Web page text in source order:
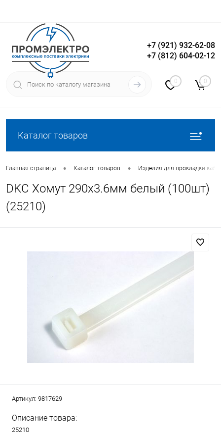
Вход Регистрация
+7 (921) 932-62-08
+7 (812) 604-02-12
0 0
Каталог товаров
Главная страница • Каталог товаров • Изделия для прокладки
DKC Хомут 290х3.6мм белый (100шт)
(25210)
Артикул: 9817629
Описание товара:
25210